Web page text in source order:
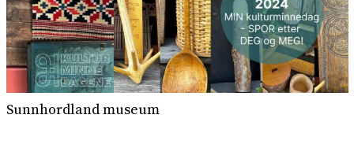
Sunnhordland museum